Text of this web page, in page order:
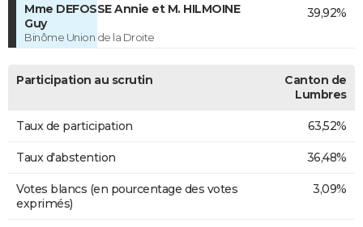
Mme DEFOSSE Annie et M. HILMOINE
Guy
Binôme Union de la Droite
39,92%
Participation au scrutin
Canton de
Lumbres
Taux de participation 63,52%
Taux d'abstention 36,48%
Votes blancs (en pourcentage des votes
exprimés)
3,09%